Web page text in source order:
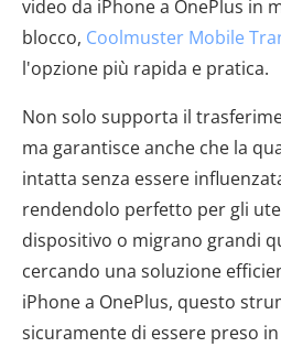
video da iPhone a OnePlus in
blocco, Coolmuster Mobile
l'opzione più rapida e pratica.
Non solo supporta il
ma garantisce anche che la
intatta senza essere
rendendolo perfetto per gli
dispositivo o migrano grandi
cercando una soluzione
iPhone a OnePlus, questo
sicuramente di essere preso